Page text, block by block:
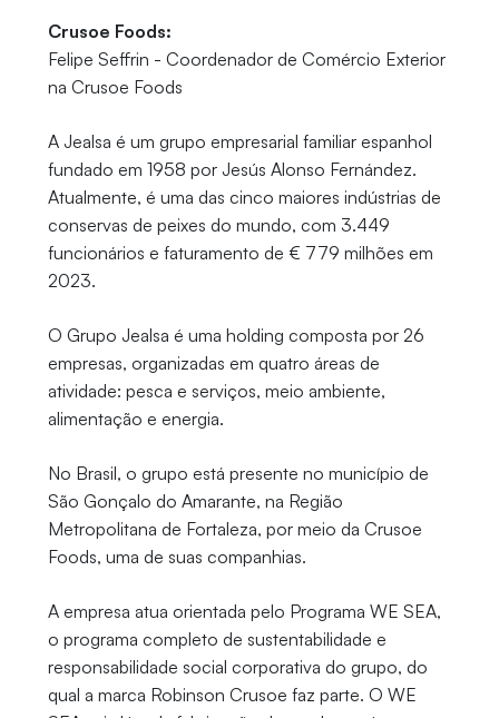
Crusoe Foods:
Felipe Seffrin - Coordenador de Comércio Exterior
na Crusoe Foods
A Jealsa é um grupo empresarial familiar espanhol
fundado em 1958 por Jesús Alonso Fernández.
Atualmente, é uma das cinco maiores indústrias de
conservas de peixes do mundo, com 3.449
funcionários e faturamento de € 779 milhões em
2023.
O Grupo Jealsa é uma holding composta por 26
empresas, organizadas em quatro áreas de
atividade: pesca e serviços, meio ambiente,
alimentação e energia.
No Brasil, o grupo está presente no município de
São Gonçalo do Amarante, na Região
Metropolitana de Fortaleza, por meio da Crusoe
Foods, uma de suas companhias.
A empresa atua orientada pelo Programa WE SEA,
o programa completo de sustentabilidade e
responsabilidade social corporativa do grupo, do
qual a marca Robinson Crusoe faz parte. O WE